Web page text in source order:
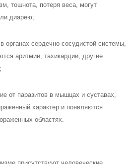
тошнота, потеря веса, могут
диарею;
органах сердечно-сосудистой системы,
аритмии, тахикардии, другие
от паразитов в мышцах и суставах,
характер и появляются
областях.